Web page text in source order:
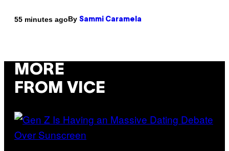
55 minutes agoBy Sammi Caramela
MORE
FROM VICE